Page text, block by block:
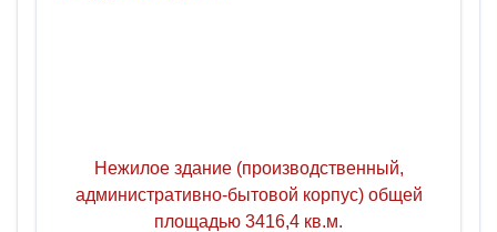
Нежилое здание (производственный,
административно-бытовой корпус) общей
площадью 3416,4 кв.м.